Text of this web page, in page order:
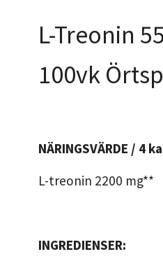
L-Treonin
100vk
NÄRINGSVÄRDE / 4
L-treonin 2200 mg**
INGREDIENSER: